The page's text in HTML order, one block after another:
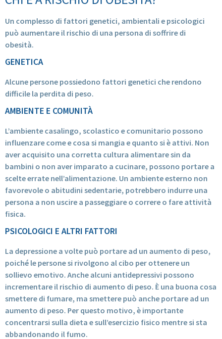
Un complesso di fattori genetici, ambientali e psicologici
può aumentare il rischio di una persona di soffrire di
obesità.
GENETICA
Alcune persone possiedono fattori genetici che rendono
difficile la perdita di peso.
AMBIENTE E COMUNITÀ
L’ambiente casalingo, scolastico e comunitario possono
influenzare come e cosa si mangia e quanto si è attivi. Non
aver acquisito una corretta cultura alimentare sin da
bambini o non aver imparato a cucinare, possono portare a
scelte errate nell’alimentazione. Un ambiente esterno non
favorevole o abitudini sedentarie, potrebbero indurre una
persona a non uscire a passeggiare o correre o fare attività
fisica.
PSICOLOGICI E ALTRI FATTORI
La depressione a volte può portare ad un aumento di peso,
poiché le persone si rivolgono al cibo per ottenere un
sollievo emotivo. Anche alcuni antidepressivi possono
incrementare il rischio di aumento di peso. È una buona cosa
smettere di fumare, ma smettere può anche portare ad un
aumento di peso. Per questo motivo, è importante
concentrarsi sulla dieta e sull’esercizio fisico mentre si sta
abbandonando il fumo.